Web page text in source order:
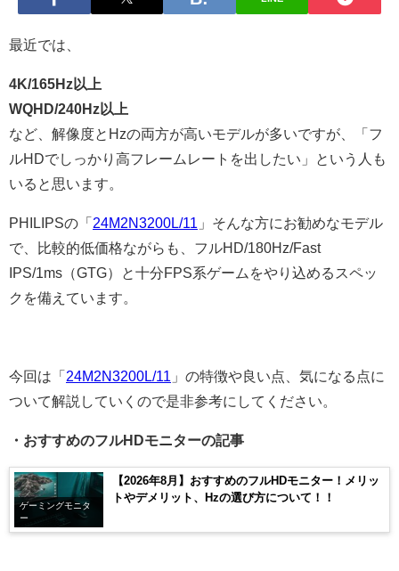
最近では、
4K/165Hz以上
WQHD/240Hz以上
など、解像度とHzの両方が高いモデルが多いですが、「フ
ルHDでしっかり高フレームレートを出したい」という人も
いると思います。
PHILIPSの「 24M2N3200L/11
」そんな方にお勧めなモデル
で、比較的低価格ながらも、フルHD/180Hz/Fast
IPS/1ms（GTG）と十分FPS系ゲームをやり込めるスペッ
クを備えています。
今回は「 24M2N3200L/11
」の特徴や良い点、気になる点に
ついて解説していくので是非参考にしてください。
・おすすめのフルHDモニターの記事
ゲーミングモニタ
ー
【2026年8月】おすすめのフルHDモニター！メリッ
トやデメリット、Hzの選び方について！！